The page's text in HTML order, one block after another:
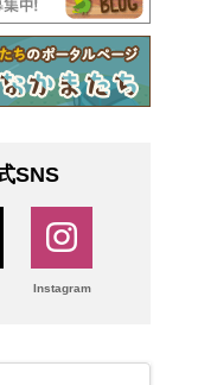
SNS
Instagram